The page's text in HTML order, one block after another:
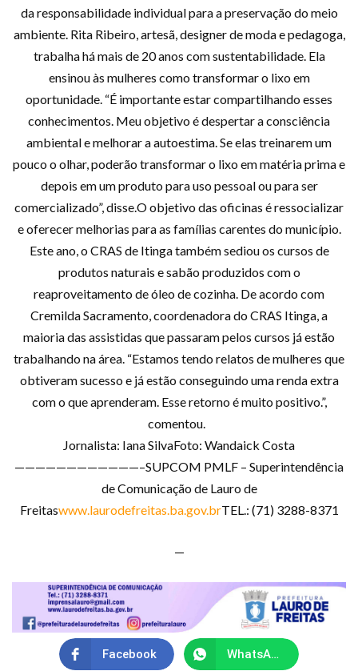
da responsabilidade individual para a preservação do meio
ambiente. Rita Ribeiro, artesã, designer de moda e pedagoga,
trabalha há mais de 20 anos com sustentabilidade. Ela
ensinou às mulheres como transformar o lixo em
oportunidade. “É importante estar compartilhando esses
conhecimentos. Meu objetivo é despertar a consciência
ambiental e melhorar a autoestima. Se elas treinarem um
pouco o olhar, poderão transformar o lixo em matéria prima e
depois em um produto para uso pessoal ou para ser
comercializado”, disse.O objetivo das oficinas é ressocializar
e oferecer melhorias para as famílias carentes do município.
Este ano, o CRAS de Itinga também sediou os cursos de
produtos naturais e sabão produzidos com o
reaproveitamento de óleo de cozinha. De acordo com
Cremilda Sacramento, coordenadora do CRAS Itinga, a
maioria das assistidas que passaram pelos cursos já estão
trabalhando na área. “Estamos tendo relatos de mulheres que
obtiveram sucesso e já estão conseguindo uma renda extra
com o que aprenderam. Esse retorno é muito positivo.”,
comentou.
Jornalista: Iana SilvaFoto: Wandaick Costa
————————————–SUPCOM PMLF – Superintendência
de Comunicação de Lauro de
Freitaswww.laurodefreitas.ba.gov.brTEL.: (71) 3288-8371
—
Facebook WhatsApp